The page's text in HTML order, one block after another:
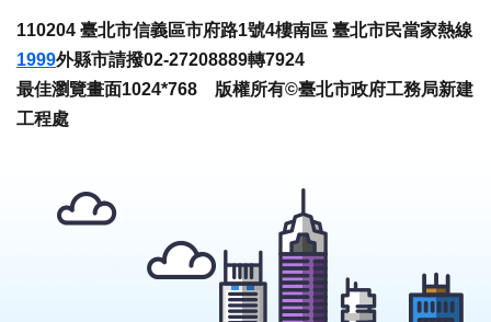
110204 臺北市信義區市府路1號4樓南區 臺北市民當家熱線
1999外縣市請撥02-27208889轉7924
最佳瀏覽畫面1024*768 版權所有©臺北市政府工務局新建
工程處